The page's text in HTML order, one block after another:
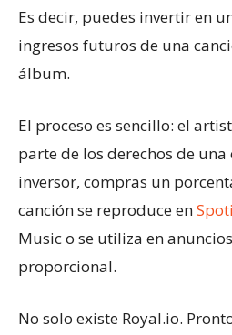
Es decir, puedes invertir en
ingresos futuros de una
álbum.
El proceso es sencillo: el
parte de los derechos de una
inversor, compras un
canción se reproduce en
Music o se utiliza en
proporcional.
No solo existe Royal.io.